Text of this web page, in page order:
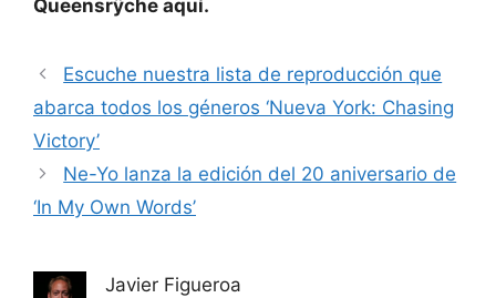
Queensrÿche aquí.
Escuche nuestra lista de reproducción que
abarca todos los géneros ‘Nueva York: Chasing
Victory’
Ne-Yo lanza la edición del 20 aniversario de
‘In My Own Words’
Javier Figueroa